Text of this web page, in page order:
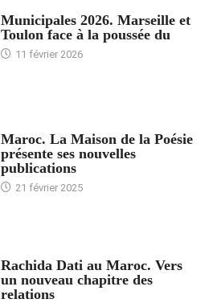
Municipales 2026. Marseille et
Toulon face à la poussée du
11 février 2026
Maroc. La Maison de la Poésie
présente ses nouvelles
publications
21 février 2025
Rachida Dati au Maroc. Vers
un nouveau chapitre des
relations